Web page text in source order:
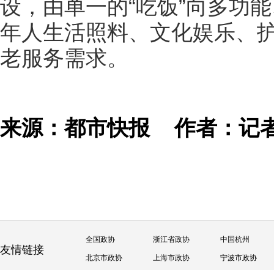
设，由单一的“吃饭”向多功
年人生活照料、文化娱乐、
老服务需求。
来源：都市快报作者：记
友情链接
全国政协 浙江省政协 中国杭州
北京市政协 上海市政协 宁波市政协